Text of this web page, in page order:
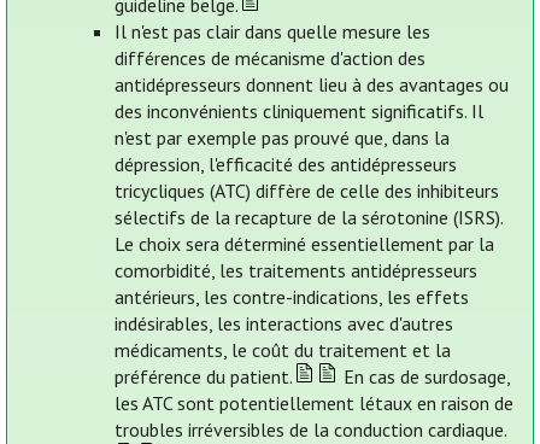
guideline belge.
Il n'est pas clair dans quelle mesure les
différences de mécanisme d'action des
antidépresseurs donnent lieu à des avantages ou
des inconvénients cliniquement significatifs. Il
n'est par exemple pas prouvé que, dans la
dépression, l'efficacité des antidépresseurs
tricycliques (ATC) diffère de celle des inhibiteurs
sélectifs de la recapture de la sérotonine (ISRS).
Le choix sera déterminé essentiellement par la
comorbidité, les traitements antidépresseurs
antérieurs, les contre-indications, les effets
indésirables, les interactions avec d'autres
médicaments, le coût du traitement et la
préférence du patient.
En cas de surdosage,
les ATC sont potentiellement létaux en raison de
troubles irréversibles de la conduction cardiaque.